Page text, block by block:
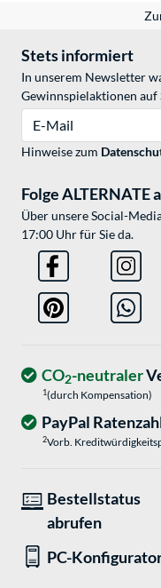
Stets informiert
In unserem Newsletter
Gewinnspielaktionen auf
Hinweise zum
Folge ALTERNATE
Über unsere Social-
17:00 Uhr für Sie da.
CO2-neutraler
1(durch Kompensation)
PayPal
2Vorb.
Bestellstatus
abrufen
PC-